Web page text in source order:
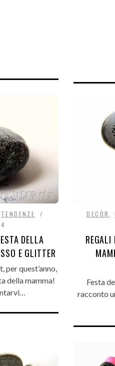
TENDENZE
DELLA
E GLITTER
per quest’anno,
della mamma!
DECÒR ,
Festa
racconto